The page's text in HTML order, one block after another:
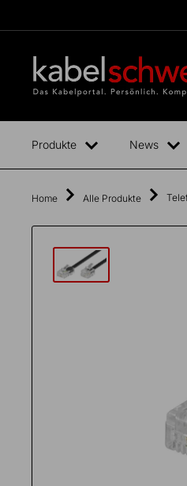
zum
Fertige
Boxen
anzeigen
kabelschweiz
Produkte News
Home Alle Produkte